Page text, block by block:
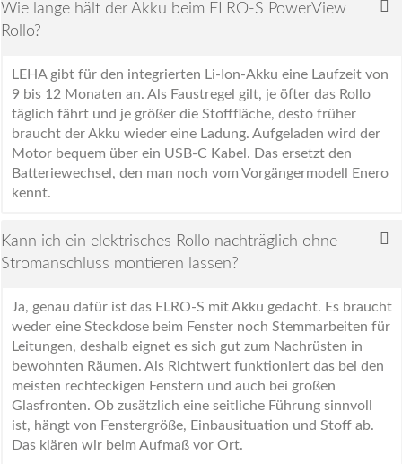
Wie lange hält der Akku beim ELRO-S PowerView
Rollo?
LEHA gibt für den integrierten Li-Ion-Akku eine Laufzeit von
9 bis 12 Monaten an. Als Faustregel gilt, je öfter das Rollo
täglich fährt und je größer die Stofffläche, desto früher
braucht der Akku wieder eine Ladung. Aufgeladen wird der
Motor bequem über ein USB-C Kabel. Das ersetzt den
Batteriewechsel, den man noch vom Vorgängermodell Enero
kennt.
Kann ich ein elektrisches Rollo nachträglich ohne
Stromanschluss montieren lassen?
Ja, genau dafür ist das ELRO-S mit Akku gedacht. Es braucht
weder eine Steckdose beim Fenster noch Stemmarbeiten für
Leitungen, deshalb eignet es sich gut zum Nachrüsten in
bewohnten Räumen. Als Richtwert funktioniert das bei den
meisten rechteckigen Fenstern und auch bei großen
Glasfronten. Ob zusätzlich eine seitliche Führung sinnvoll
ist, hängt von Fenstergröße, Einbausituation und Stoff ab.
Das klären wir beim Aufmaß vor Ort.